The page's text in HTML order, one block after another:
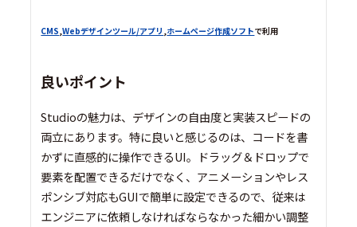
CMS,Webデザインツール/アプリ ,ホームページ作成ソフトで利用
良いポイント
Studioの魅力は、デザインの自由度と実装スピードの
両立にあります。特に良いと感じるのは、コードを書
かずに直感的に操作できるUI。ドラッグ＆ドロップで
要素を配置できるだけでなく、アニメーションやレス
ポンシブ対応もGUIで簡単に設定できるので、従来は
エンジニアに依頼しなければならなかった細かい調整